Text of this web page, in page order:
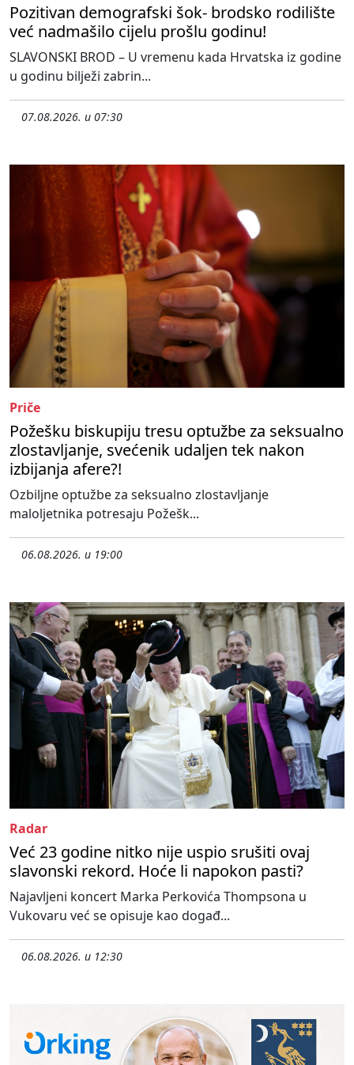
Pozitivan demografski šok- brodsko rodilište
već nadmašilo cijelu prošlu godinu!
SLAVONSKI BROD – U vremenu kada Hrvatska iz godine
u godinu bilježi zabrin...
07.08.2026. u 07:30
Priče
Požešku biskupiju tresu optužbe za seksualno
zlostavljanje, svećenik udaljen tek nakon
izbijanja afere?!
Ozbiljne optužbe za seksualno zlostavljanje
maloljetnika potresaju Požešk...
06.08.2026. u 19:00
Radar
Već 23 godine nitko nije uspio srušiti ovaj
slavonski rekord. Hoće li napokon pasti?
Najavljeni koncert Marka Perkovića Thompsona u
Vukovaru već se opisuje kao događ...
06.08.2026. u 12:30